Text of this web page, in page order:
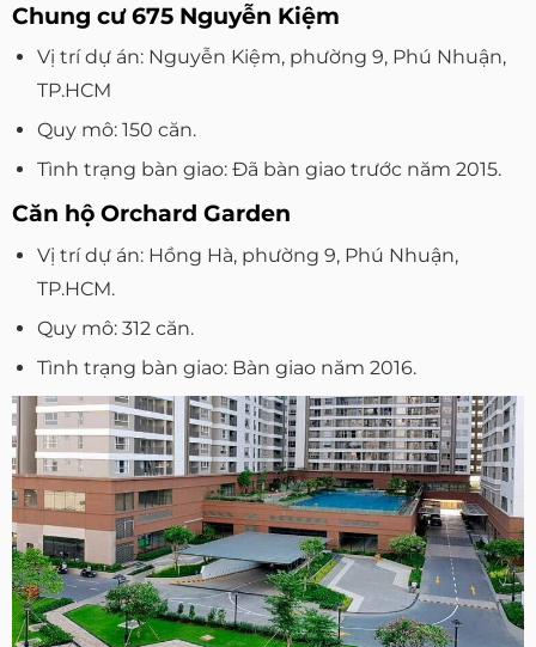
Chung cư 675 Nguyễn Kiệm
Vị trí dự án: Nguyễn Kiệm, phường 9, Phú Nhuận,
TP.HCM
Quy mô: 150 căn.
Tình trạng bàn giao: Đã bàn giao trước năm 2015.
Căn hộ Orchard Garden
Vị trí dự án: Hồng Hà, phường 9, Phú Nhuận,
TP.HCM.
Quy mô: 312 căn.
Tình trạng bàn giao: Bàn giao năm 2016.